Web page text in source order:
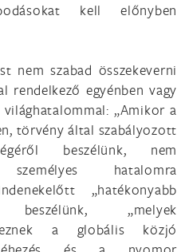
kell előnyben
nem szabad összekeverni
rendelkező egyénben vagy
„Amikor a
törvény által szabályozott
beszélünk, nem
hatalomra
„hatékonyabb
beszélünk, „melyek
a globális közjó